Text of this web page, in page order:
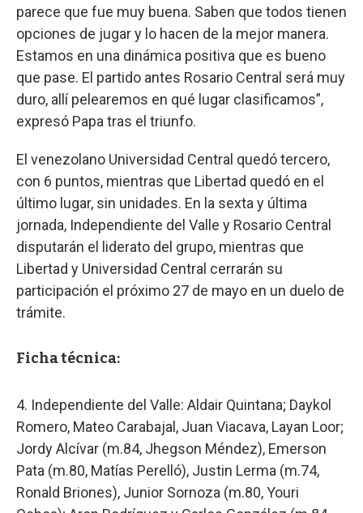
parece que fue muy buena. Saben que todos tienen
opciones de jugar y lo hacen de la mejor manera.
Estamos en una dinámica positiva que es bueno
que pase. El partido antes Rosario Central será muy
duro, allí pelearemos en qué lugar clasificamos”,
expresó Papa tras el triunfo.
El venezolano Universidad Central quedó tercero,
con 6 puntos, mientras que Libertad quedó en el
último lugar, sin unidades. En la sexta y última
jornada, Independiente del Valle y Rosario Central
disputarán el liderato del grupo, mientras que
Libertad y Universidad Central cerrarán su
participación el próximo 27 de mayo en un duelo de
trámite.
Ficha técnica:
4. Independiente del Valle: Aldair Quintana; Daykol
Romero, Mateo Carabajal, Juan Viacava, Layan Loor;
Jordy Alcívar (m.84, Jhegson Méndez), Emerson
Pata (m.80, Matías Perelló), Justin Lerma (m.74,
Ronald Briones), Junior Sornoza (m.80, Youri